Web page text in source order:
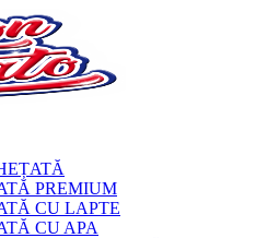
PREMIUM
CU LAPTE
CU APA